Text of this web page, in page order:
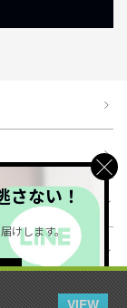
VIEW
さない！
けします。